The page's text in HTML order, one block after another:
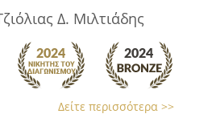
Δ. Μιλτιάδης
Δείτε περισσότερα >>